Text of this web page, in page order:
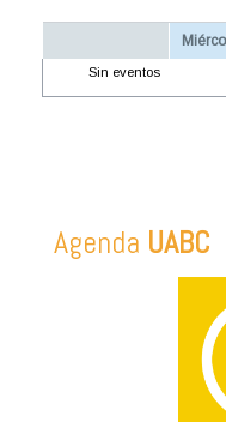
Sin eventos
Agenda UABC